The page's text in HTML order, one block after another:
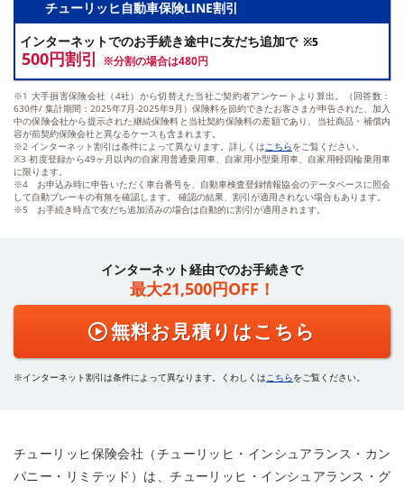
チューリッヒ自動車保険LINE割引
インターネットでのお手続き途中に友だち追加で ※5
500円割引 ※分割の場合は480円
※1 大手損害保険会社（4社）から切替えた当社ご契約者アンケートより算出。（回答数：
630件/ 集計期間：2025年7月-2025年9月）保険料を節約できたお客さまが申告された、加入
中の保険会社から提示された継続保険料と当社契約保険料の差額であり、当社商品・補償内
容が前契約保険会社と異なるケースも含まれます。
※2 インターネット割引は条件によって異なります。詳しくは こちらをご覧ください。
※3 初度登録から49ヶ月以内の自家用普通乗用車、自家用小型乗用車、自家用軽四輪乗用車
に限ります。
※4 お申込み時に申告いただく車台番号を、自動車検査登録情報協会のデータベースに照会
して自動ブレーキの有無を確認します。
確認の結果、割引が適用されない場合もあります。
※5 お手続き時点で友だち追加済みの場合は自動的に割引が適用されます。
インターネット経由でのお手続きで
最大21,500円OFF！
無料お見積りはこちら
インターネット割引は条件によって異なります。くわしくは こちらをご覧ください。
チューリッヒ保険会社（チューリッヒ・インシュアランス・カン
パニー・リミテッド）は、チューリッヒ・インシュアランス・グ